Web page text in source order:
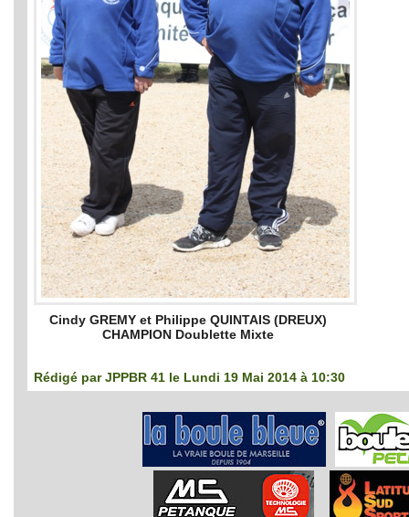
Cindy GREMY et Philippe QUINTAIS (DREUX)
CHAMPION Doublette Mixte
Rédigé parJPPBR 41 le Lundi 19 Mai 2014 à 10:30